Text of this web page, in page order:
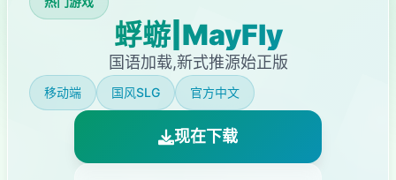
蜉蝣|MayFly
国语加载,新式推源始正版
移动端 国风SLG 官方中文
现在下载